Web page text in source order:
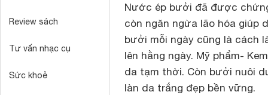
Review sách
Tư vấn nhạc cụ
Sức khoẻ
Nước ép bưởi đã được
còn ngăn ngừa lão hóa giúp
bưởi mỗi ngày cũng là cách
lên hằng ngày. Mỹ phẩm-
da tạm thời. Còn bưởi nuôi
làn da trắng đẹp bền vững.